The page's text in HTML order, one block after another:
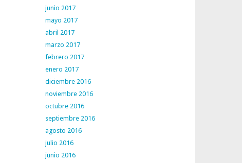
junio 2017
mayo 2017
abril 2017
marzo 2017
febrero 2017
enero 2017
diciembre 2016
noviembre 2016
octubre 2016
septiembre 2016
agosto 2016
julio 2016
junio 2016